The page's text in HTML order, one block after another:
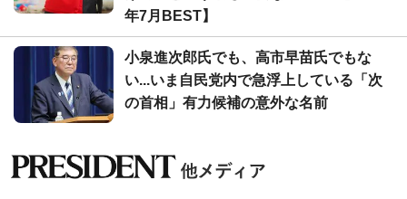
年7月BEST】
小泉進次郎氏でも、高市早苗氏でもな
い...いま自民党内で急浮上している「次
の首相」有力候補の意外な名前